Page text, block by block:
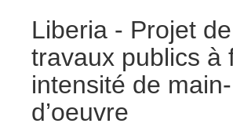
Liberia - Projet de
travaux publics à
intensité de main-
d’oeuvre